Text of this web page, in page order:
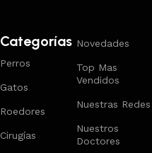
Categorías
Perros
Gatos
Roedores
Cirugías
Novedades
Top Mas
Vendidos
Nuestras Redes
Nuestros
Doctores